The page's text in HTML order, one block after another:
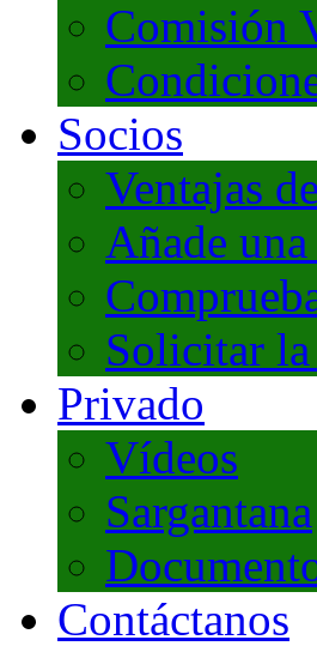
Comisión
Socios
Ventajas
Añade
Solicitar
Privado
Vídeos
Sargantana
Contáctanos